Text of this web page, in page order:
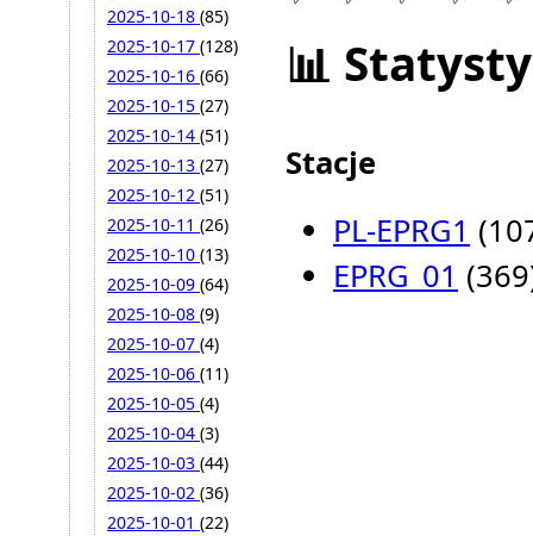
2025-10-18 (85)
2025-10-17 (128)
2025-10-16 (66)
2025-10-15 (27)
2025-10-14 (51)
2025-10-13 (27)
2025-10-12 (51)
2025-10-11 (26)
2025-10-10 (13)
2025-10-09 (64)
2025-10-08 (9)
2025-10-07 (4)
2025-10-06 (11)
2025-10-05 (4)
2025-10-04 (3)
2025-10-03 (44)
2025-10-02 (36)
2025-10-01 (22)
📊
Stacje
PL-EPRG1
EPRG_01